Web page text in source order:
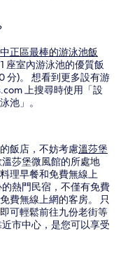
中正區最棒的游泳池飯
座室內游泳池的優質飯
分)。 想看到更多設有游
上搜尋時使用「設
池」。
飯店，不妨考慮溫莎堡
莎堡微風館的所處地
理早餐和免費無線上
熱門民宿，不僅有免費
費無線上網的客房。 只
可輕鬆前往九份老街等
市中心，是您可以享受